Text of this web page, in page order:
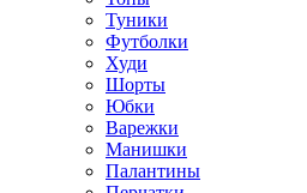
Туники
Футболки
Худи
Шорты
Юбки
Варежки
Манишки
Палантины